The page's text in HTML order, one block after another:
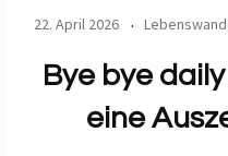
22. April 2026
Bye bye
eine